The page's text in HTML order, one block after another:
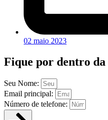
02 maio 2023
Fique por dentro da
Seu Nome:
Email principal:
Número de telefone: